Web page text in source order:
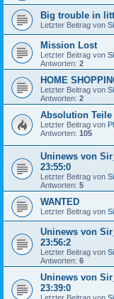
Big trouble in
Letzter Beitrag von
Mission Lost
Letzter Beitrag von
Antworten: 2
HOME
Letzter Beitrag von
Antworten: 2
Absolution Teile
Letzter Beitrag von
Antworten: 105
Uninews von
23:55:0
Letzter Beitrag von
Antworten: 5
WANTED
Letzter Beitrag von
Uninews von
23:56:2
Letzter Beitrag von
Antworten: 6
Uninews von
23:39:0